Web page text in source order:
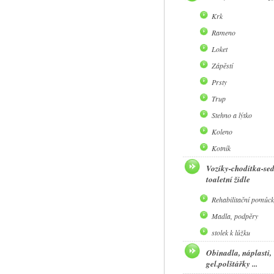
Krk
Rameno
Loket
Zápěstí
Prsty
Trup
Stehno a lýtko
Koleno
Kotník
Vozíky-chodítka-
toaletní židle
Rehabilitační
Madla, podpěry
stolek k lůžku
Obinadla, náplasti,
gel.polštářky ...